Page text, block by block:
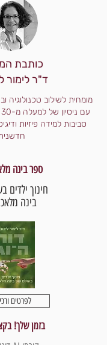
כותבת
ד"ר לימור
מומחית לשילוב טכנולוגיה
סביבות למידה פיזיות
ספר בינה
חינוך ילדים
בינה
לפרטים
בזמן שלך!